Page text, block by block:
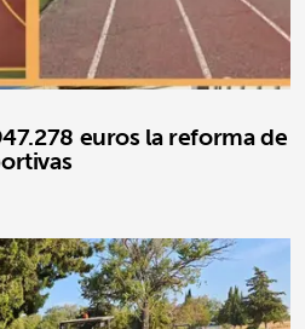
euros la reforma de